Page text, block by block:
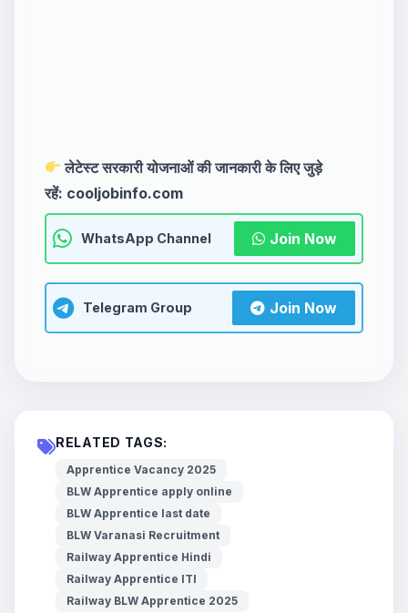
लेटेस्ट सरकारी योजनाओं की जानकारी के लिए जुड़े
रहें: cooljobinfo.com
WhatsApp Channel Join Now
Telegram Group Join Now
RELATED TAGS:
Apprentice Vacancy 2025
BLW Apprentice apply online
BLW Apprentice last date
BLW Varanasi Recruitment
Railway Apprentice Hindi
Railway Apprentice ITI
Railway BLW Apprentice 2025